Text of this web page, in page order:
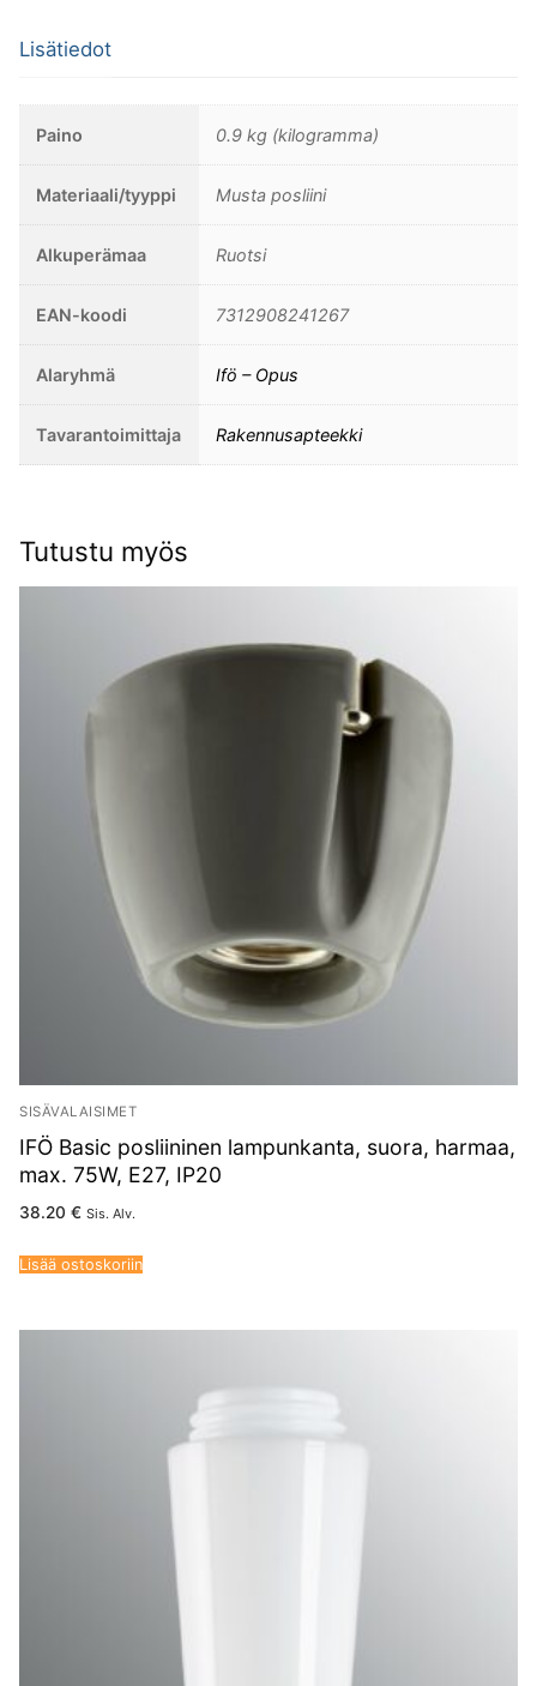
lampunpidikkeella.
lasikupu
84,5mm
kierteellä.
määrä
Lisätiedot
Paino 0.9 kg (kilogramma)
Materiaali/tyyppi Musta posliini
Alkuperämaa Ruotsi
EAN-koodi 7312908241267
Alaryhmä Ifö – Opus
Tavarantoimittaja Rakennusapteekki
Tutustu myös
SISÄVALAISIMET
IFÖ Basic posliininen lampunkanta, suora, harmaa,
max. 75W, E27, IP20
38.20 € Sis. Alv.
Lisää ostoskoriin